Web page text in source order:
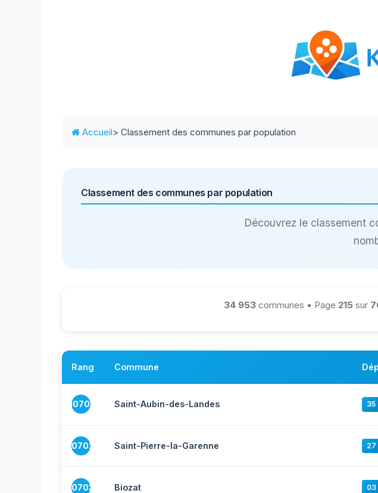
Accueil> Classement des communes par population
Classement des communes par population
Découvrez le classement
34 953communes • Page 215sur
Rang Commune
10701 Saint-Aubin-des-Landes 35
10702 Saint-Pierre-la-Garenne 27
10703 Biozat 03